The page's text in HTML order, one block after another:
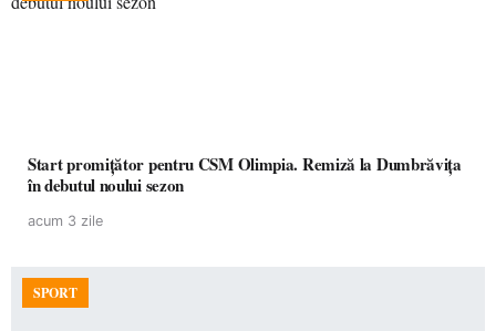
Start promițător pentru CSM Olimpia. Remiză la Dumbrăvița
în debutul noului sezon
acum 3 zile
SPORT